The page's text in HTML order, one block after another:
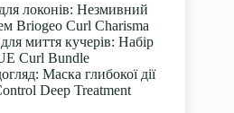
локонів: Незмивний
Briogeo Curl Charisma
миття кучерів: Набір
Curl Bundle
Маска глибокої дії
Deep Treatment